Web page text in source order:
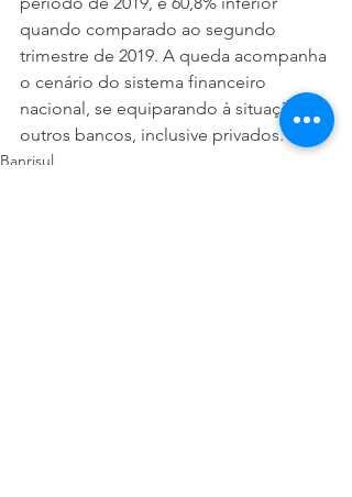
quando comparado ao segundo
trimestre de 2019. A queda acompanha
o cenário do sistema financeiro
nacional, se equiparando à situação de
outros bancos, inclusive privados.
Banrisul